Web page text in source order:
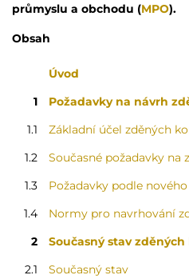
průmyslu a obchodu (MPO).
Obsah
Úvod
1
Požadavky na návrh
1.1
Základní účel zděných
1.2
Současné požadavky na
1.3
Požadavky podle
1.4
Normy pro navrhování
2
Současný stav
2.1
Současný stav